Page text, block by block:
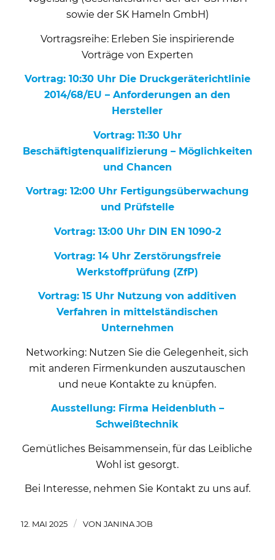
sowie der SK Hameln GmbH)
Vortragsreihe: Erleben Sie inspirierende
Vorträge von Experten
Vortrag: 10:30 Uhr Die Druckgeräterichtlinie
2014/68/EU – Anforderungen an den
Hersteller
Vortrag: 11:30 Uhr
Beschäftigtenqualifizierung – Möglichkeiten
und Chancen
Vortrag: 12:00 Uhr Fertigungsüberwachung
und Prüfstelle
Vortrag: 13:00 Uhr DIN EN 1090-2
Vortrag: 14 Uhr Zerstörungsfreie
Werkstoffprüfung (ZfP)
Vortrag: 15 Uhr Nutzung von additiven
Verfahren in mittelständischen
Unternehmen
Networking: Nutzen Sie die Gelegenheit, sich
mit anderen Firmenkunden auszutauschen
und neue Kontakte zu knüpfen.
Ausstellung: Firma Heidenbluth –
Schweißtechnik
Gemütliches Beisammensein, für das Leibliche
Wohl ist gesorgt.
Bei Interesse, nehmen Sie Kontakt zu uns auf.
12. MAI 2025 / VON JANINA JOB